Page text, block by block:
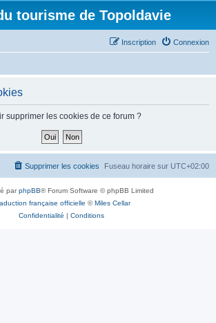
tourisme de Topoldavie
Connexion
Inscription
supprimer les cookies de ce forum ?
Fuseau horaire sur UTC+02:00
Supprimer les cookies
parphpBB® Forum Software © phpBB Limited
française officielle ©Miles Cellar
Confidentialité | Conditions